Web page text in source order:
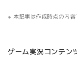
本記事は作成時点の内容
ゲーム実況コンテン